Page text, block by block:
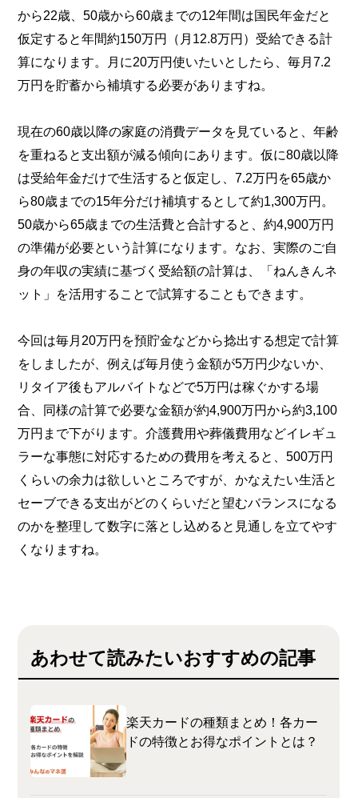
から22歳、50歳から60歳までの12年間は国民年金だと
仮定すると年間約150万円（月12.8万円）受給できる計
算になります。月に20万円使いたいとしたら、毎月7.2
万円を貯蓄から補填する必要がありますね。
現在の60歳以降の家庭の消費データを見ていると、年齢
を重ねると支出額が減る傾向にあります。仮に80歳以降
は受給年金だけで生活すると仮定し、7.2万円を65歳か
ら80歳までの15年分だけ補填するとして約1,300万円。
50歳から65歳までの生活費と合計すると、約4,900万円
の準備が必要という計算になります。なお、実際のご自
身の年収の実績に基づく受給額の計算は、「ねんきんネ
ット」を活用することで試算することもできます。
今回は毎月20万円を預貯金などから捻出する想定で計算
をしましたが、例えば毎月使う金額が5万円少ないか、
リタイア後もアルバイトなどで5万円は稼ぐかする場
合、同様の計算で必要な金額が約4,900万円から約3,100
万円まで下がります。介護費用や葬儀費用などイレギュ
ラーな事態に対応するための費用を考えると、500万円
くらいの余力は欲しいところですが、かなえたい生活と
セーブできる支出がどのくらいだと望むバランスになる
のかを整理して数字に落とし込めると見通しを立てやす
くなりますね。
あわせて読みたいおすすめの記事
楽天カードの種類まとめ！各カー
ドの特徴とお得なポイントとは？